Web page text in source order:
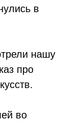
в
нашу
про
во